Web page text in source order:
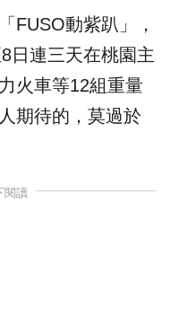
FUSO動紫趴」，
日連三天在桃園主
火車等12組重量
期待的，莫過於
閱讀